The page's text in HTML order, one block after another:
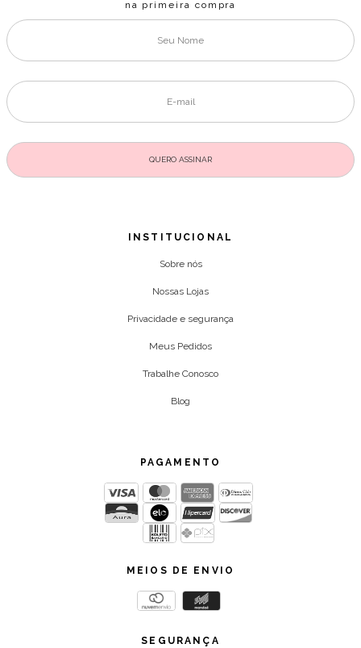
na primeira compra
INSTITUCIONAL
Sobre nós
Nossas Lojas
Privacidade e segurança
Meus Pedidos
Trabalhe Conosco
Blog
PAGAMENTO
MEIOS DE ENVIO
SEGURANÇA